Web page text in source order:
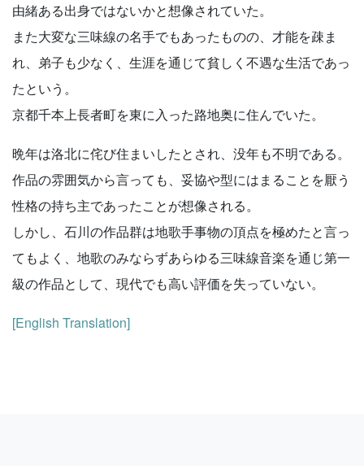
由緒ある出身ではないかと想像されていた。
また大変な三味線の名手でもあったものの、才能を疎ま
れ、弟子も少なく、生涯を通じて貧しく不遇な生活であっ
たという。
京都千本上長者町を東に入った路地奥に住んでいた。
晩年は洛北に侘び住まいしたとされ、没年も不明である。
作品の雰囲気から言っても、妥協や型にはまることを厭う
性格の持ち主であったことが想像される。
しかし、石川の作品群は地歌手事物の頂点を極めたと言っ
てもよく、地歌のみならずあらゆる三味線音楽を通じ第一
級の作品として、現代でも高い評価を失っていない。
[English Translation]